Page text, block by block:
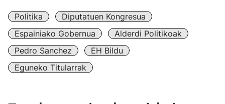
Politika
Diputatuen Kongresua
Espainiako Gobernua
Alderdi Politikoak
Pedro Sanchez
EH Bildu
Eguneko Titularrak